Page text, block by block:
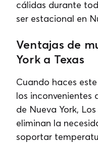
cálidas durante
ser estacional en
Ventajas de
York a Texas
Cuando haces
los inconvenientes
de Nueva York,
eliminan la
soportar